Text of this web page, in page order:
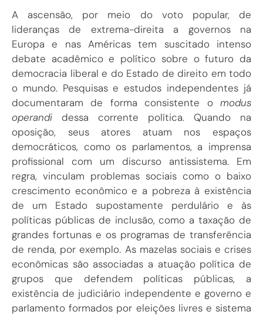
A ascensão, por meio do voto popular, de
lideranças de extrema-direita a governos na
Europa e nas Américas tem suscitado intenso
debate acadêmico e político sobre o futuro da
democracia liberal e do Estado de direito em todo
o mundo. Pesquisas e estudos independentes já
documentaram de forma consistente o modus
operandi dessa corrente política. Quando na
oposição, seus atores atuam nos espaços
democráticos, como os parlamentos, a imprensa
profissional com um discurso antissistema. Em
regra, vinculam problemas sociais como o baixo
crescimento econômico e a pobreza à existência
de um Estado supostamente perdulário e às
políticas públicas de inclusão, como a taxação de
grandes fortunas e os programas de transferência
de renda, por exemplo. As mazelas sociais e crises
econômicas são associadas a atuação política de
grupos que defendem políticas públicas, a
existência de judiciário independente e governo e
parlamento formados por eleições livres e sistema